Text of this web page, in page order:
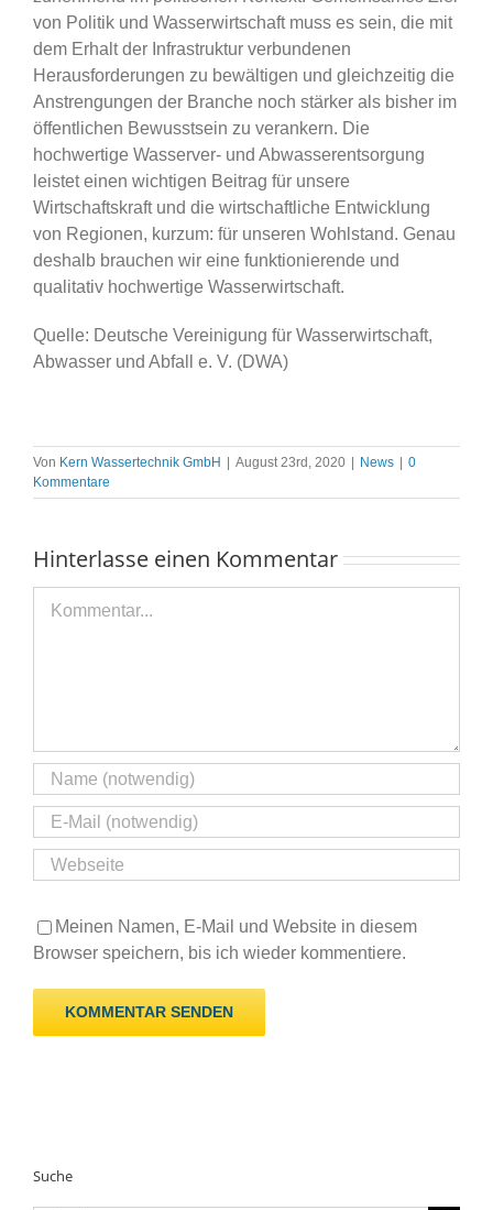
von Politik und Wasserwirtschaft muss es sein, die mit
dem Erhalt der Infrastruktur verbundenen
Herausforderungen zu bewältigen und gleichzeitig die
Anstrengungen der Branche noch stärker als bisher im
öffentlichen Bewusstsein zu verankern. Die
hochwertige Wasserver- und Abwasserentsorgung
leistet einen wichtigen Beitrag für unsere
Wirtschaftskraft und die wirtschaftliche Entwicklung
von Regionen, kurzum: für unseren Wohlstand. Genau
deshalb brauchen wir eine funktionierende und
qualitativ hochwertige Wasserwirtschaft.
Quelle: Deutsche Vereinigung für Wasserwirtschaft,
Abwasser und Abfall e. V. (DWA)
Von Kern Wassertechnik GmbH August 23rd, 2020 News
0
Kommentare
Hinterlasse einen Kommentar
Meinen Namen, E-Mail und Website in diesem
Browser speichern, bis ich wieder kommentiere.
Suche